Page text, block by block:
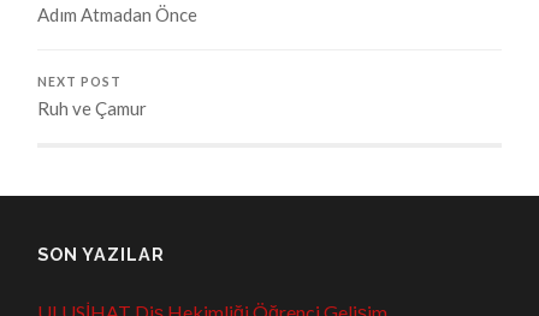
Adım Atmadan Önce
NEXT POST
Ruh ve Çamur
SON YAZILAR